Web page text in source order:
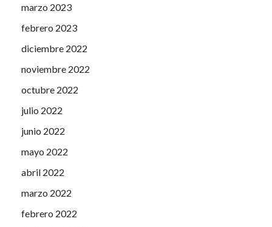
marzo 2023
febrero 2023
diciembre 2022
noviembre 2022
octubre 2022
julio 2022
junio 2022
mayo 2022
abril 2022
marzo 2022
febrero 2022